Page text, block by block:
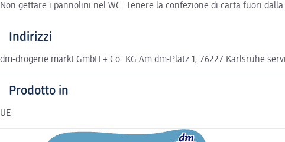
Non gettare i pannolini nel WC. Tenere la confezione di carta fuori
Indirizzi
dm-drogerie markt GmbH + Co. KG Am dm-Platz 1, 76227 Karlsruhe
Prodotto in
UE